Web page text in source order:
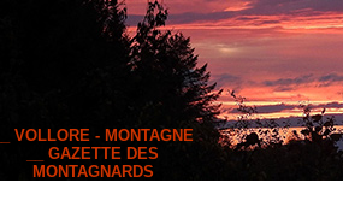
__ VOLLORE - MONTAGNE
__ GAZETTE DES
MONTAGNARDS